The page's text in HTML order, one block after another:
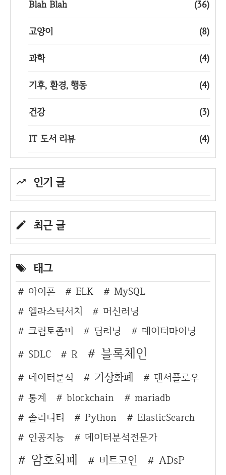
Blah Blah (36)
고양이 (8)
과학 (4)
기후, 환경, 행동 (4)
건강 (3)
IT 도서 리뷰 (4)
인기 글
최근 글
태그
아이폰 ELK
MySQL
엘라스틱서치
머신러닝
크립토좀비
딥러닝
데이터마이닝
SDLC
R 블록체인
데이터분석 가상화폐
텐서플로우
통계
blockchain
mariadb
솔리디티
Python
ElasticSearch
인공지능
데이터분석전문가
암호화폐 비트코인 ADsP